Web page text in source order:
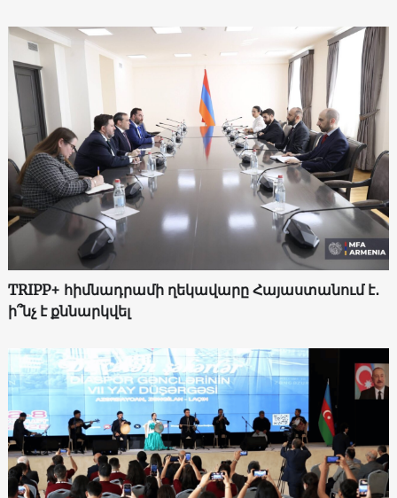
TRIPP+ հիմնադրամի ղեկավարը Հայաստանում է․
ի՞նչ է քննարկվել